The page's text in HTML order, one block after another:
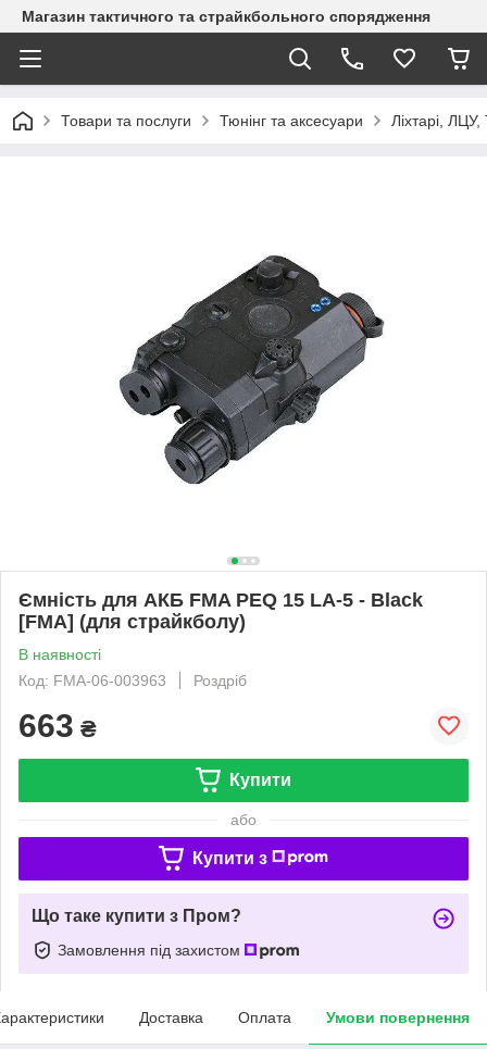
Магазин тактичного та страйкбольного спорядження
Товари та послуги Тюнінг та аксесуари Ліхтарі,
Ємність для АКБ FMA PEQ 15 LA-5 - Black
[FMA] (для страйкболу)
В наявності
Код: FMA-06-003963
Роздріб
663 ₴
Купити
або
Купити з
Що таке купити з Пром?
Замовлення під захистом
Доставка Оплата Умови повернення